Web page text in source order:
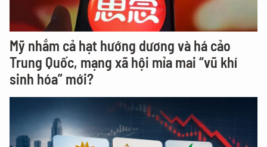
Mỹ nhắm cả hạt hướng dương và há cảo
Trung Quốc, mạng xã hội mỉa mai “vũ khí
sinh hóa” mới?